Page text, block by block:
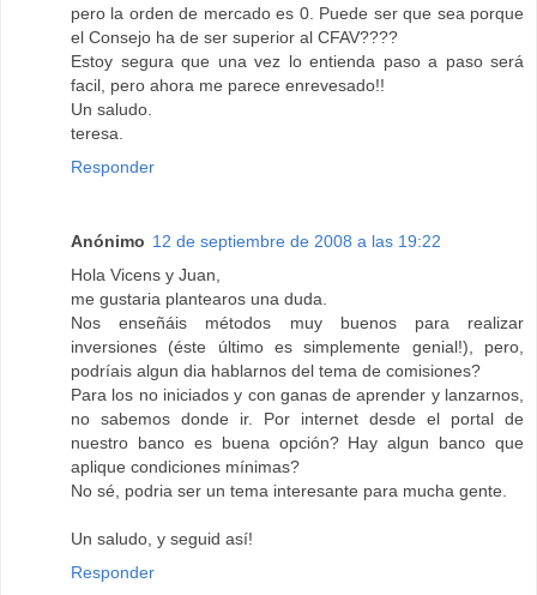
pero la orden de mercado es 0. Puede ser que sea porque
el Consejo ha de ser superior al CFAV????
Estoy segura que una vez lo entienda paso a paso será
facil, pero ahora me parece enrevesado!!
Un saludo.
teresa.
Responder
Anónimo 12 de septiembre de 2008 a las 19:22
Hola Vicens y Juan,
me gustaria plantearos una duda.
Nos enseñáis métodos muy buenos para realizar
inversiones (éste último es simplemente genial!), pero,
podríais algun dia hablarnos del tema de comisiones?
Para los no iniciados y con ganas de aprender y lanzarnos,
no sabemos donde ir. Por internet desde el portal de
nuestro banco es buena opción? Hay algun banco que
aplique condiciones mínimas?
No sé, podria ser un tema interesante para mucha gente.
Un saludo, y seguid así!
Responder